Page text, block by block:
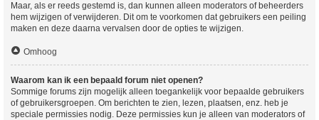
Maar, als er reeds gestemd is, dan kunnen alleen moderators of beheerders
hem wijzigen of verwijderen. Dit om te voorkomen dat gebruikers een peiling
maken en deze daarna vervalsen door de opties te wijzigen.
Omhoog
Waarom kan ik een bepaald forum niet openen?
Sommige forums zijn mogelijk alleen toegankelijk voor bepaalde gebruikers
of gebruikersgroepen. Om berichten te zien, lezen, plaatsen, enz. heb je
speciale permissies nodig. Deze permissies kun je alleen van moderators of